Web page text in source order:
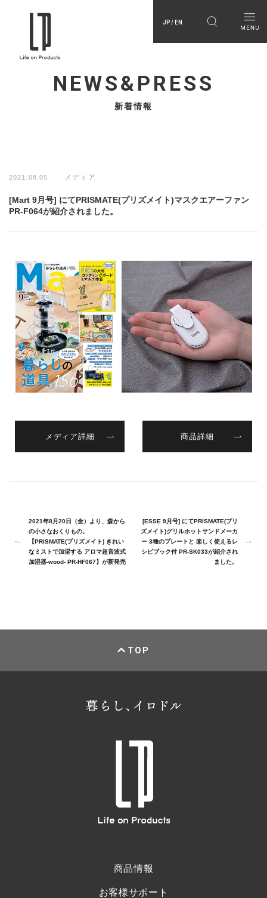
JP / EN
NEWS&PRESS
新着情報
2021.08.05 メディア
[Mart 9月号] にてPRISMATE(プリズメイト)マスクエアーファン
PR-F064が紹介されました。
メディア詳細 商品詳細
2021年8月20日（金）より、森から
の小さなおくりもの。
【PRISMATE(プリズメイト) きれい
なミストで加湿する アロマ超音波式
加湿器-wood- PR-HF067】が新発売
[ESSE 9月号] にてPRISMATE(プリ
ズメイト)グリルホットサンドメーカ
ー 3種のプレートと 楽しく使えるレ
シピブック付 PR-SK033が紹介され
ました。
TOP
商品情報
お客様サポート